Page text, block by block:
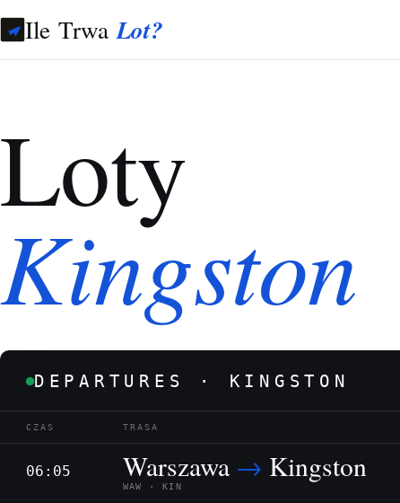
Ile TrwaLot?
Loty
Kingston
DEPARTURES · KINGSTON
CZAS TRASA
06:05 Warszawa → Kingston
WAW · KIN